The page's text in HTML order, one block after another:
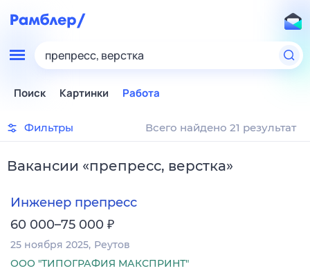
препресс, верстка
Поиск Картинки Работа
Фильтры Всего найдено 21 результат
Вакансии «препресс, верстка»
Инженер препресс
60 000–75 000 ₽
25 ноября 2025 Реутов
ООО "ТИПОГРАФИЯ МАКСПРИНТ"